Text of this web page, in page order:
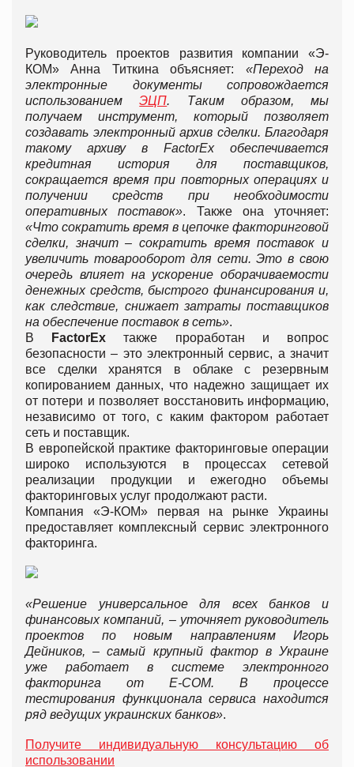
Руководитель проектов развития компании «Э-
КОМ» Анна Титкина объясняет: «Переход на
электронные документы сопровождается
использованиемЭЦП. Таким образом, мы
получаем инструмент, который позволяет
создавать электронный архив сделки. Благодаря
такому архиву в FactorEx обеспечивается
кредитная история для поставщиков,
сокращается время при повторных операциях и
получении средств при необходимости
оперативных поставок». Также она уточняет:
«Что сократить время в цепочке факторинговой
сделки, значит – сократить время поставок и
увеличить товарооборот для сети. Это в свою
очередь влияет на ускорение оборачиваемости
денежных средств, быстрого финансирования и,
как следствие, снижает затраты поставщиков
на обеспечение поставок в сеть».
В
FactorEx также проработан и вопрос
безопасности – это электронный сервис, а значит
все сделки хранятся в облаке с резервным
копированием данных, что надежно защищает их
от потери и позволяет восстановить информацию,
независимо от того, с каким фактором работает
сеть и поставщик.
В европейской практике факторинговые операции
широко используются в процессах сетевой
реализации продукции и ежегодно объемы
факторинговых услуг продолжают расти.
Компания «Э-КОМ» первая на рынке Украины
предоставляет комплексный сервис электронного
факторинга.
«Решение универсальное для всех банков и
финансовых компаний, – уточняет руководитель
проектов по новым направлениям Игорь
Дейников, – самый крупный фактор в Украине
уже работает в системе электронного
факторинга от E-COM. В процессе
тестирования функционала сервиса находится
ряд ведущих украинских банков».
Получите индивидуальную консультацию об
использовании